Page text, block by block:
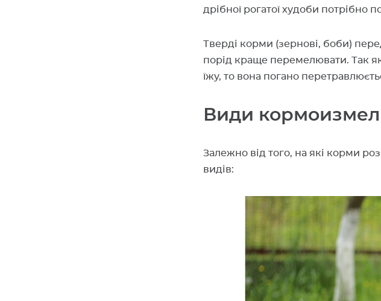
дрібної рогатої худоби потрібно
Тверді корми (зернові, боби)
порід краще перемелювати. Так
їжу, то вона погано
Види
Залежно від того, на які корми
видів: